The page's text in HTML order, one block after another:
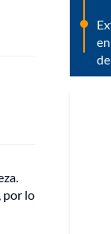
por lo